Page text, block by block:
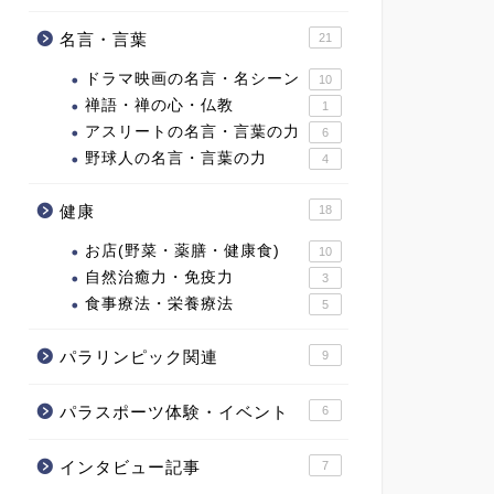
名言・言葉 21
ドラマ映画の名言・名シーン 10
禅語・禅の心・仏教 1
アスリートの名言・言葉の力 6
野球人の名言・言葉の力 4
健康 18
お店(野菜・薬膳・健康食) 10
自然治癒力・免疫力 3
食事療法・栄養療法 5
パラリンピック関連 9
パラスポーツ体験・イベント 6
インタビュー記事 7